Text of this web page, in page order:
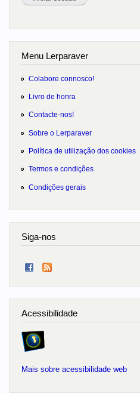
Menu Lerparaver
Colabore connosco!
Livro de honra
Contacte-nos!
Sobre o Lerparaver
Política de utilização dos cookies
Termos e condições
Condições gerais
Siga-nos
Acessibilidade
Mais sobre acessibilidade web